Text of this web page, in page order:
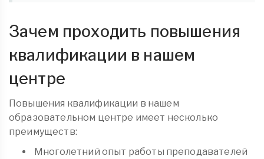
Зачем проходить повышения
квалификации в нашем
центре
Повышения квалификации в нашем
образовательном центре имеет несколько
преимуществ:
Многолетний опыт работы преподавателей